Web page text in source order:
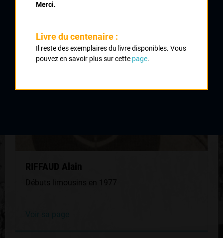
QUELQUES COUREURS DE LA
MÊME GÉNÉRATION
RIFFAUD Alain
Débuts limousins en 1977
Merci.
Livre du centenaire :
Il reste des exemplaires du livre disponibles. Vous
pouvez en savoir plus sur cette page.